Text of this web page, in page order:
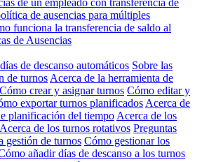
de ausencias para múltiples
funciona la transferencia de saldo al
de Ausencias
de descanso automáticos Sobre las
de turnos Acerca de la herramienta de
Cómo crear y asignar turnos Cómo editar y
exportar turnos planificados Acerca de
planificación del tiempo Acerca de los
Acerca de los turnos rotativos Preguntas
gestión de turnos Cómo gestionar los
añadir días de descanso a los turnos